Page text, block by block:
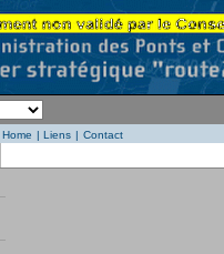
Home | Liens | Contact